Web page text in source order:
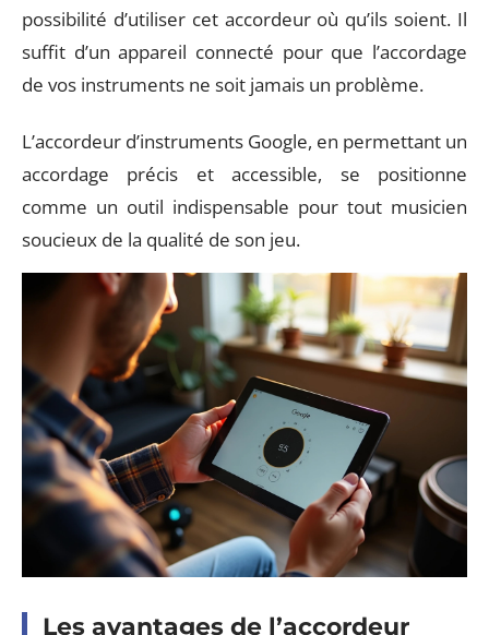
possibilité d’utiliser cet accordeur où qu’ils soient. Il
suffit d’un appareil connecté pour que l’accordage
de vos instruments ne soit jamais un problème.
L’accordeur d’instruments Google, en permettant un
accordage précis et accessible, se positionne
comme un outil indispensable pour tout musicien
soucieux de la qualité de son jeu.
Les avantages de l’accordeur